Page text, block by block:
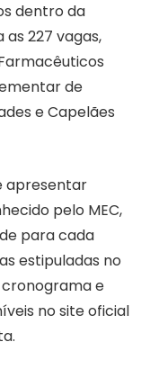
dentro da
227 vagas,
de
e Capelães
apresentar
pelo MEC,
para cada
estipuladas no
e
no site oficial